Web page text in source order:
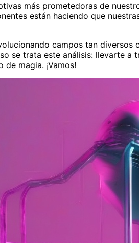
más prometedoras de
están haciendo que
campos tan
se trata este análisis: llevarte
magia. ¡Vamos!